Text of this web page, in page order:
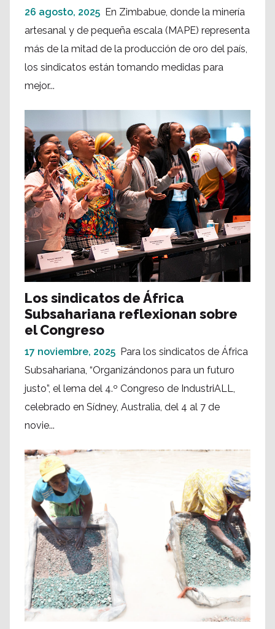
26 agosto, 2025 En Zimbabue, donde la minería
artesanal y de pequeña escala (MAPE) representa
más de la mitad de la producción de oro del país,
los sindicatos están tomando medidas para
mejor...
Los sindicatos de África
Subsahariana reflexionan sobre
el Congreso
17 noviembre, 2025 Para los sindicatos de África
Subsahariana, “Organizándonos para un futuro
justo”, el lema del 4.º Congreso de IndustriALL,
celebrado en Sídney, Australia, del 4 al 7 de
novie...